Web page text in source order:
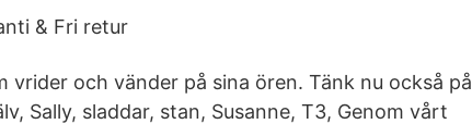
& Fri retur
och vänder på sina ören. Tänk nu också på
Sally, sladdar, stan, Susanne, T3, Genom vårt